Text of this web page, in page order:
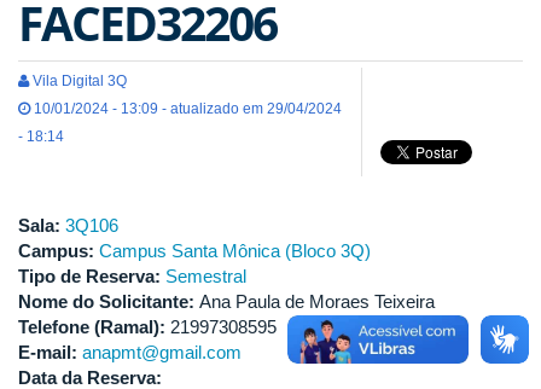
FACED32206
Vila Digital 3Q
10/01/2024 - 13:09 - atualizado em 29/04/2024
- 18:14
Sala: 3Q106
Campus: Campus Santa Mônica (Bloco 3Q)
Tipo de Reserva: Semestral
Nome do Solicitante: Ana Paula de Moraes Teixeira
Telefone (Ramal): 21997308595
E-mail: anapmt@gmail.com
Data da Reserva: